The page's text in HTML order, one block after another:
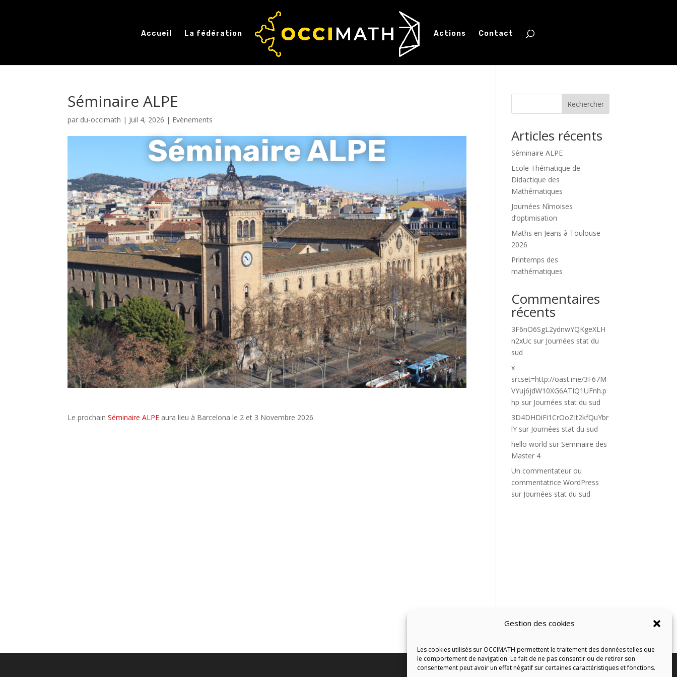
Gestion des cookies
Les cookies utilisés sur OCCIMATH permettent le traitement des données telles que
le comportement de navigation. Le fait de ne pas consentir ou de retirer son
consentement peut avoir un effet négatif sur certaines caractéristiques et fonctions.
Accueil La fédération Actions Contact
Séminaire ALPE
par du-occimath | Juil 4, 2026 | Evènements
Séminaire ALPE
Le prochainSéminaire ALPE aura lieu à Barcelona le 2 et 3 Novembre 2026.
Rechercher
Articles récents
Séminaire ALPE
Ecole Thématique de
Didactique des
Mathématiques
Journées Nîmoises
d’optimisation
Maths en Jeans à Toulouse
2026
Printemps des
mathématiques
Commentaires
récents
3F6nO6SgL2ydnwYQKgeXLH
n2xUc sur Journées stat du
sud
x
srcset=http://oast.me/3F67M
VYuj6jdW10XG6ATIQ1UFnh.p
hp sur Journées stat du sud
3D4DHDiFi1CrOoZIt2kfQuYbr
lY sur Journées stat du sud
hello world sur Seminaire des
Master 4
Un commentateur ou
commentatrice WordPress
sur Journées stat du sud